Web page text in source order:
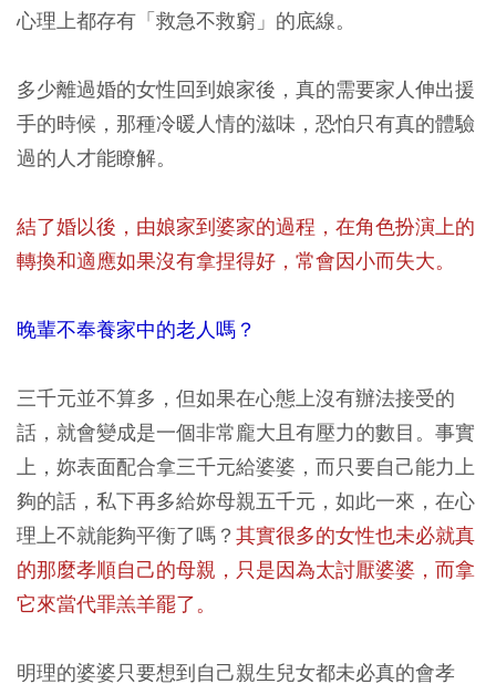
心理上都存有「救急不救窮」的底線。
多少離過婚的女性回到娘家後，真的需要家人伸出援
手的時候，那種冷暖人情的滋味，恐怕只有真的體驗
過的人才能瞭解。
結了婚以後，由娘家到婆家的過程，在角色扮演上的
轉換和適應如果沒有拿捏得好，常會因小而失大。
晚輩不奉養家中的老人嗎？
三千元並不算多，但如果在心態上沒有辦法接受的
話，就會變成是一個非常龐大且有壓力的數目。事實
上，妳表面配合拿三千元給婆婆，而只要自己能力上
夠的話，私下再多給妳母親五千元，如此一來，在心
理上不就能夠平衡了嗎？ 其實很多的女性也未必就真
的那麼孝順自己的母親，只是因為太討厭婆婆，而拿
它來當代罪羔羊罷了。
明理的婆婆只要想到自己親生兒女都未必真的會孝